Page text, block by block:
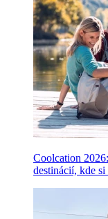
Coolcation
destinácií, kde